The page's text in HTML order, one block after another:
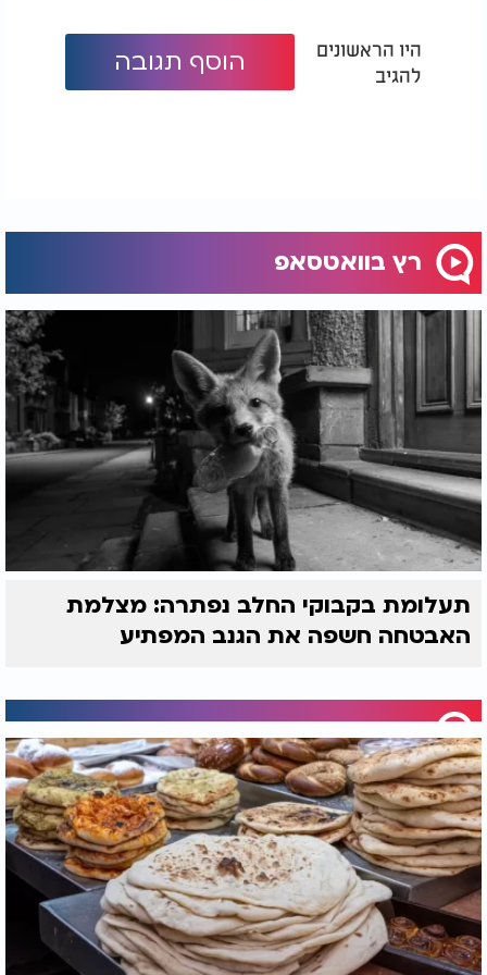
היו הראשונים
להגיב
הוסף תגובה
רץ בוואטסאפ
תעלומת בקבוקי החלב נפתרה: מצלמת
האבטחה חשפה את הגנב המפתיע